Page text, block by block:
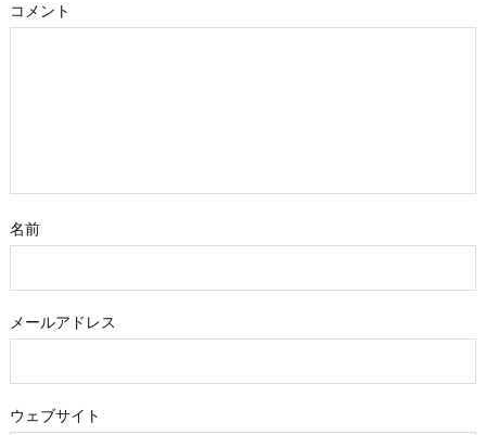
コメント
名前
メールアドレス
ウェブサイト